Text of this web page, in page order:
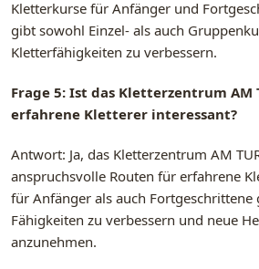
Kletterkurse für Anfänger und
gibt sowohl Einzel- als auch
Kletterfähigkeiten zu verbessern.
Frage 5: Ist das Kletterzentrum AM
erfahrene Kletterer interessant?
Antwort: Ja, das Kletterzentrum AM
anspruchsvolle Routen für erfahrene
für Anfänger als auch
Fähigkeiten zu verbessern und neue
anzunehmen.